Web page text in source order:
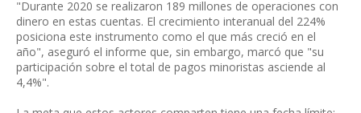
"Durante 2020 se realizaron 189 millones de operaciones con
dinero en estas cuentas. El crecimiento interanual del 224%
posiciona este instrumento como el que más creció en el
año", aseguró el informe que, sin embargo, marcó que "su
participación sobre el total de pagos minoristas asciende al
4,4%".